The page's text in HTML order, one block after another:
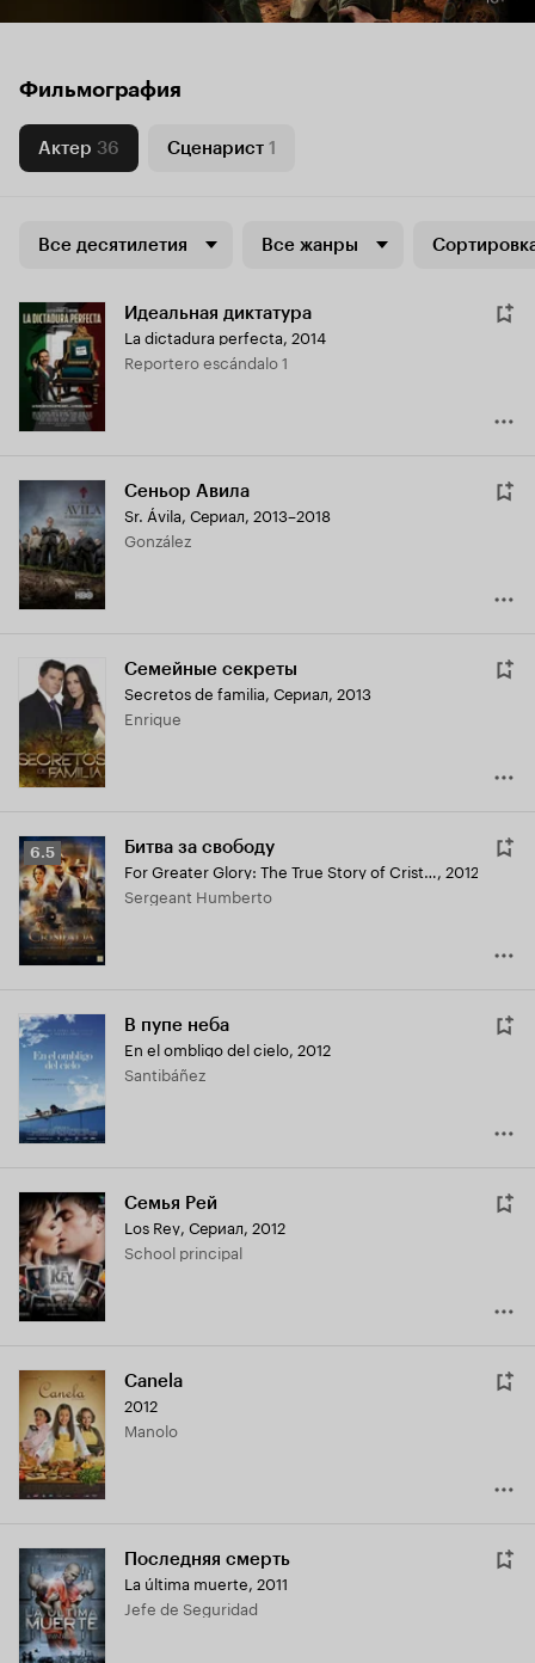
Фильмография
Актер 36 Сценарист 1
Все десятилетия Все жанры
Идеальная диктатура
La dictadura perfecta, 2014
Reportero escándalo 1
Сеньор Авила
Sr. Ávila, Сериал, 2013–2018
González
Семейные секреты
Secretos de familia, Сериал, 2013
Enrique
Рейтинг
Кинопоиска
6.5
6.5 Битва за свободу
For Greater Glory: The True Story of Cristiada, 2012
Sergeant Humberto
В пупе неба
En el ombligo del cielo, 2012
Santibáñez
Семья Рей
Los Rey, Сериал, 2012
School principal
Canela
2012
Manolo
Последняя смерть
La última muerte, 2011
Jefe de Seguridad